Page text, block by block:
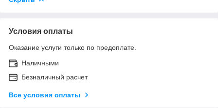
Условия оплаты
Оказание услуги только по предоплате.
Наличными
Безналичный расчет
Все условия оплаты